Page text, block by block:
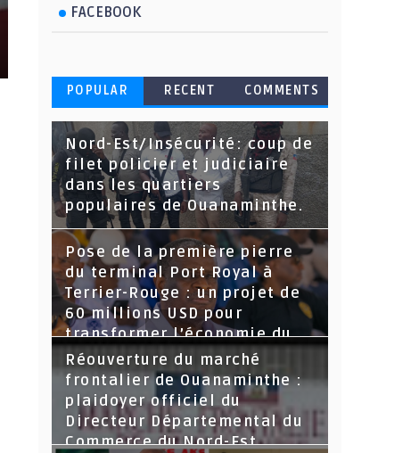
FACEBOOK
POPULAR RECENT COMMENTS
Nord-Est/Insécurité: coup de
filet policier et judiciaire
dans les quartiers
populaires de Ouanaminthe.
Pose de la première pierre
du terminal Port Royal à
Terrier-Rouge : un projet de
60 millions USD pour
transformer l’économie du
Nord-Est
Réouverture du marché
frontalier de Ouanaminthe :
plaidoyer officiel du
Directeur Départemental du
Commerce du Nord-Est.